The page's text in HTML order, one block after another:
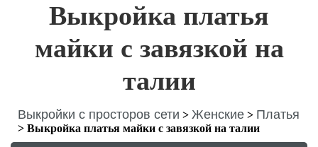
Выкройка платья
майки с завязкой на
талии
Выкройки с просторов сети > Женские > Платья
> Выкройка платья майки с завязкой на талии